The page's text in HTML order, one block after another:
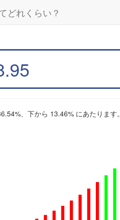
どれくらい？
、下から 13.46% にあたります。